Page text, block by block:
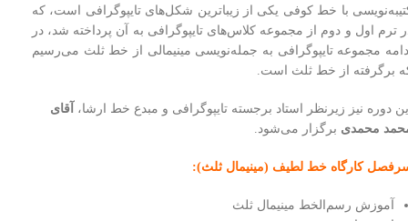
با خط کوفی یکی از زیباترین شکل‌های تایپوگرافی است، که
ترم اول و دوم از مجموعه کلاس‌های تایپوگرافی به آن پرداخته شد، در
مجموعه تایپوگرافی به جمله‌نویسی مینیمالی از خط ثلث می‌رسیم
برگرفته از خط ثلث است.
دوره نیز زیرنظر استاد برجسته‌ تایپوگرافی و مبدع خط ارشا، آقای
محمدی برگزار می‌شود.
کارگاه خط لطیف (مینیمال ثلث):
آموزش رسم‌الخط مینیمال ثلث